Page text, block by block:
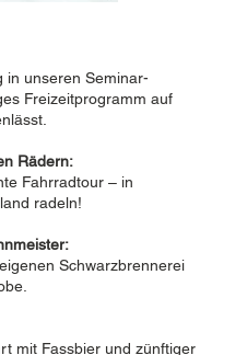
in unseren Seminar-
Freizeitprogramm auf
Rädern:
Fahrradtour – in
radeln!
Schwarzbrennerei
mit Fassbier und zünftiger